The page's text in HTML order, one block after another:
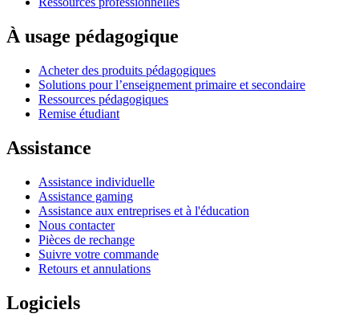
À usage pédagogique
Acheter des produits pédagogiques
Solutions pour l’enseignement primaire et secondaire
Ressources pédagogiques
Remise étudiant
Assistance
Assistance individuelle
Assistance gaming
Assistance aux entreprises et à l'éducation
Nous contacter
Pièces de rechange
Suivre votre commande
Retours et annulations
Logiciels